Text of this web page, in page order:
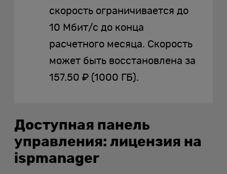
скорость ограничивается до
10 Мбит/с до конца
расчетного месяца. Скорость
может быть восстановлена за
157.50 ₽ (1000 ГБ).
Доступная панель
управления: лицензия на
ispmanager